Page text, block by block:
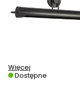
Więcej
Dostępne